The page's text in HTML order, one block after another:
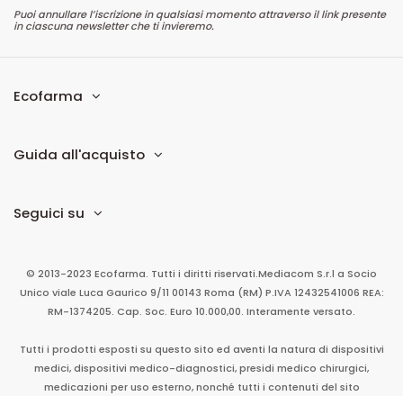
Puoi annullare l’iscrizione in qualsiasi momento attraverso il link presente
in ciascuna newsletter che ti invieremo.
Ecofarma
Guida all'acquisto
Seguici su
© 2013-2023 Ecofarma. Tutti i diritti riservati.Mediacom S.r.l a Socio
Unico viale Luca Gaurico 9/11 00143 Roma (RM) P.IVA 12432541006 REA:
RM-1374205. Cap. Soc. Euro 10.000,00. Interamente versato.
Tutti i prodotti esposti su questo sito ed aventi la natura di dispositivi
medici, dispositivi medico-diagnostici, presidi medico chirurgici,
medicazioni per uso esterno, nonché tutti i contenuti del sito